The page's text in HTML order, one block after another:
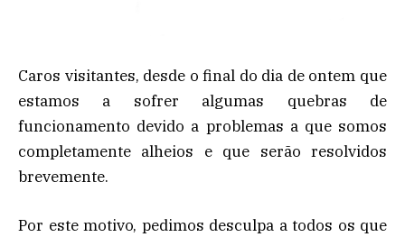
Caros visitantes, desde o final do dia de ontem que
estamos a sofrer algumas quebras de
funcionamento devido a problemas a que somos
completamente alheios e que serão resolvidos
brevemente.
Por este motivo, pedimos desculpa a todos os que